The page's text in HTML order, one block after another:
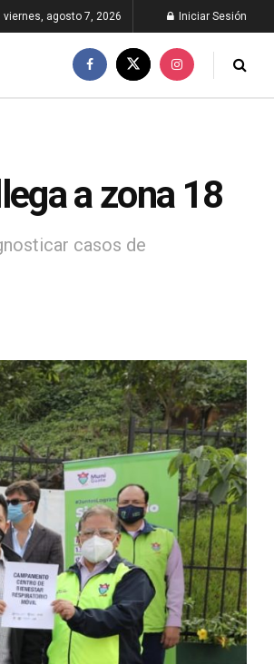
viernes, agosto 7, 2026 Iniciar Sesión
a zona 18
casos de